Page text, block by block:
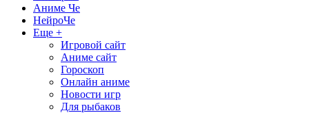
Аниме Че
НейроЧе
Еще +
Игровой сайт
Аниме сайт
Гороскоп
Онлайн аниме
Новости игр
Для рыбаков